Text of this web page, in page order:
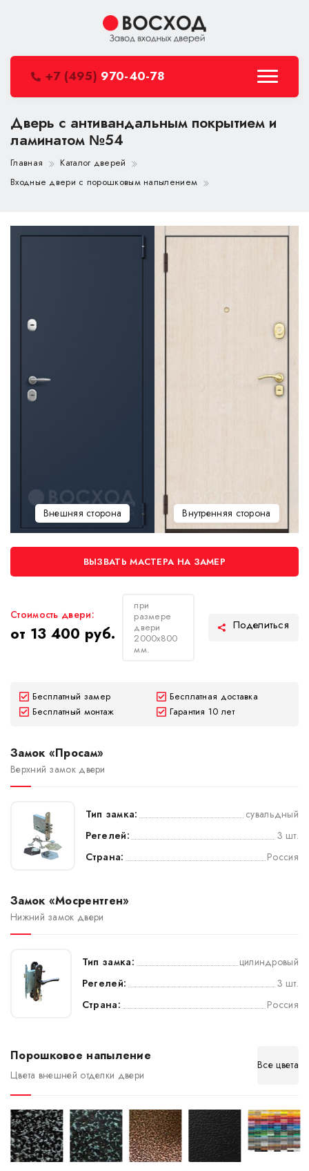
+7 (495) 970-40-78
Дверь с антивандальным покрытием и
ламинатом №54
Главная
Каталог дверей
Входные двери с порошковым напылением
Внешняя сторона Внутренняя сторона
ВЫЗВАТЬ МАСТЕРА НА ЗАМЕР
Стоимость двери:
от 13 400 руб.
при
размере
двери
2000х800
мм.
Бесплатный замер
Бесплатная доставка
Бесплатный монтаж
Гарантия 10 лет
Замок «Просам»
Верхний замок двери
Тип замка:
сувальдный
Регелей:
3 шт.
Страна:
Россия
Замок «Мосрентген»
Нижний замок двери
Тип замка:
цилиндровый
Регелей:
3 шт.
Страна:
Россия
Порошковое напыление
Цвета внешней отделки двери
Все цвета